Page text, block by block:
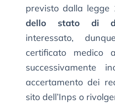
previsto dalla legge
dello stato di
interessato,
certificato medico
successivamente
accertamento dei
sito dell’Inps o